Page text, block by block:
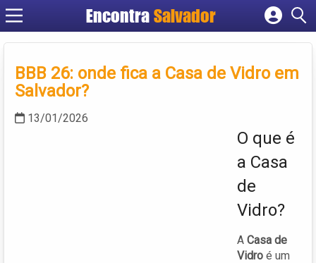
EncontraSalvador
Cadastrar empresa
Criar conta
BBB 26: onde fica a Casa de Vidro em
Salvador?
13/01/2026
O que é
a Casa
de
Vidro?
A Casa de
Vidro é um